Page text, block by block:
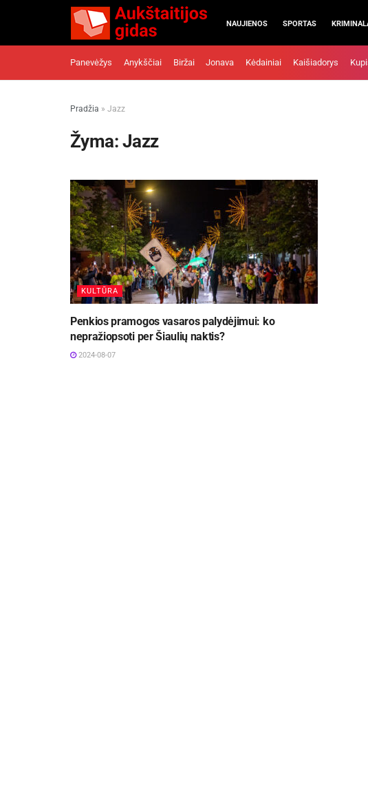
NAUJIENOS SPORTAS
Panevėžys Anykščiai Biržai Jonava Kėdainiai Kaišiadorys
Pradžia » Jazz
Žyma: Jazz
KULTŪRA
Penkios pramogos vasaros palydėjimui: ko
nepražiopsoti per Šiaulių naktis?
2024-08-07